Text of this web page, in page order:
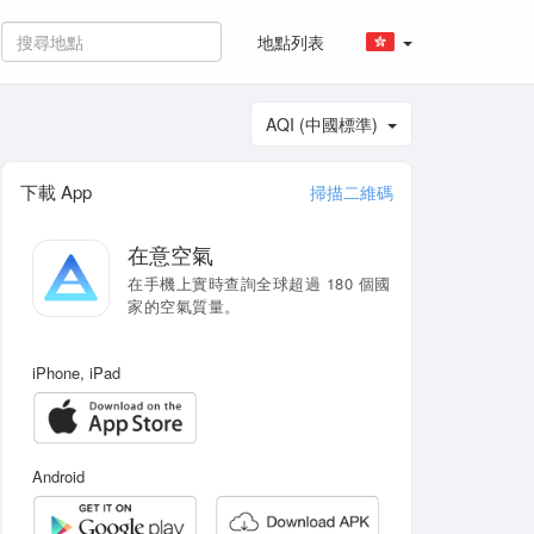
地點列表
AQI (中國標準)
下載 App 掃描二維碼
在意空氣
在手機上實時查詢全球超過 180 個國
家的空氣質量。
iPhone, iPad
Android